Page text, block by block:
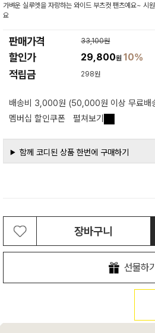
가벼운 실루엣을 자랑하는 와이드 부츠컷 팬츠예요~ 시
요
판매가격 33,100원
할인가 29,800원10%
적립금 298원
배송비 3,000원 (50,000원 이상 무료배
멤버십 할인쿠폰
펼쳐보기
함께 코디된 상품 한번에 구매하기
장바구니
선물하기